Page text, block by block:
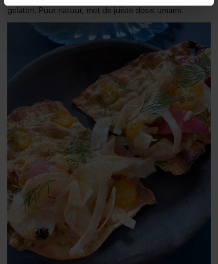
gelaten. Puur natuur, met de juiste dosis umami.